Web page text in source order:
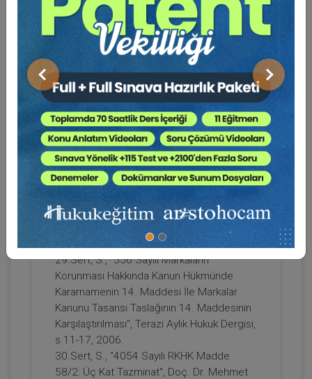
Önceki Sonraki
Doç. Dr. Selin Sert SÜTÇÜ
Elbirliği İle Mülkiyet Video Eğitimi
300 TL Sepete Ekle
Doç. Dr. Selin Sert SÜTÇÜ
Dergisi, s.39-51, 2008.
25. Sert, S., "Anonim Ortaklıklarda Azınlık
Haklarının İncelenmesi", Türkiye Barolar
Birliği Dergisi, s.158-191, 2008.
26.Sert, S., "Markanın Esas Fonksiyonu
Yönünden Yasa Dışı Kullanımının
Ve Rekabet Hukuku Dergisi, cilt.7, s.73- 91,
2007.
27. Sert, S., "Merchandising Markası", Prof.
Dr. Hüseyin Ülgen’ e Armağan, cilt.1,
s.1163-1179, 2007.
Taslağının 18. Ve 19. Maddeleri
Hükümlerine İlişkin Değerlendirmeler",
Terazi Aylık Hukuk Dergisi, s.83-87, 2007.
29.Sert, S., "556 Sayılı Markaların
Korunması Hakkında Kanun Hükmünde
Kararnamenin 14. Maddesi İle Markalar
Kanunu Tasarısı Taslağının 14. Maddesinin
Karşılaştırılması", Terazi Aylık Hukuk Dergisi,
s.11-17, 2006.
30.Sert, S., "4054 Sayılı RKHK Madde
58/2: Üç Kat Tazminat", Doç. Dr. Mehmet